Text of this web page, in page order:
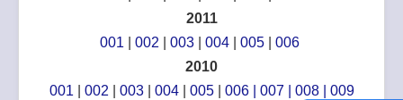
2011
001
002 003 004 005
006
2010
001
002 003 004| 005| 006 | 007 008
009